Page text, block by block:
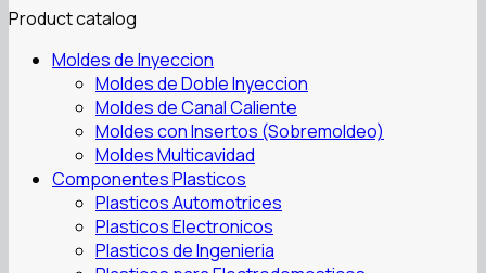
Product catalog
Moldes de Inyeccion
Moldes de Doble Inyeccion
Moldes de Canal Caliente
Moldes con Insertos (Sobremoldeo)
Moldes Multicavidad
Componentes Plasticos
Plasticos Automotrices
Plasticos Electronicos
Plasticos de Ingenieria